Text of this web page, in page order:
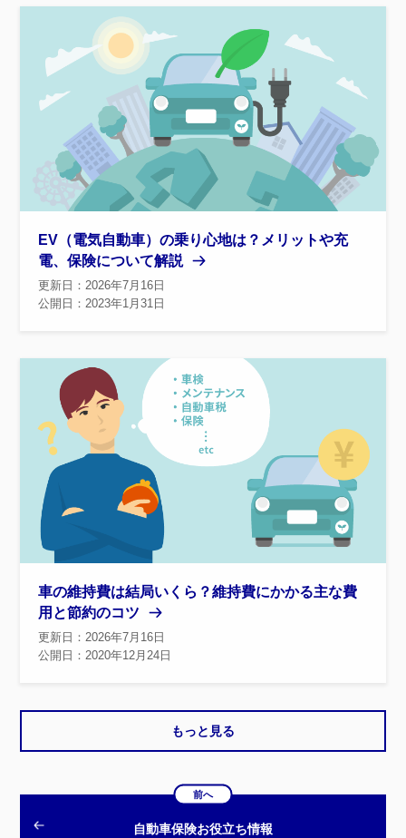
EV（電気自動車）の乗り心地は？メリットや充
電、保険について解説
更新日：2026年7月16日
公開日：2023年1月31日
車の維持費は結局いくら？維持費にかかる主な費
用と節約のコツ
更新日：2026年7月16日
公開日：2020年12月24日
もっと見る
前へ
自動車保険お役立ち情報